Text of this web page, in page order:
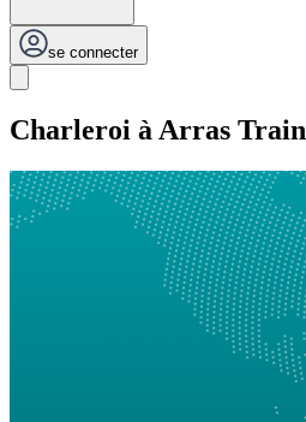
se connecter
Charleroi à Arras Train